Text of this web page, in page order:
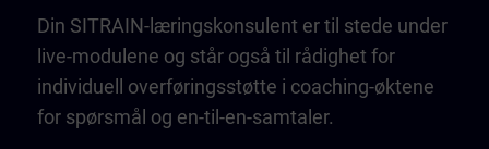
Din SITRAIN-læringskonsulent er til stede under
live-modulene og står også til rådighet for
individuell overføringsstøtte i coaching-øktene
for spørsmål og en-til-en-samtaler.